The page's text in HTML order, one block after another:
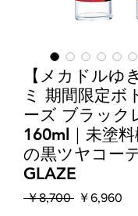
【メカドルゆ
ミ 期間限定ボ
ーズ ブラック
160ml｜未塗
の黒ツヤコー
GLAZE
￥8,700 通￥6,960